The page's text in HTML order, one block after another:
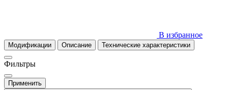
В избранное
Модификации Описание Технические характеристики
Фильтры
Применить